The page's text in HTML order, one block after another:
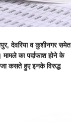
देवरिया व कुशीनगर समेत
का पर्दाफाश होने के
कसते हुए इनके विरुद्ध